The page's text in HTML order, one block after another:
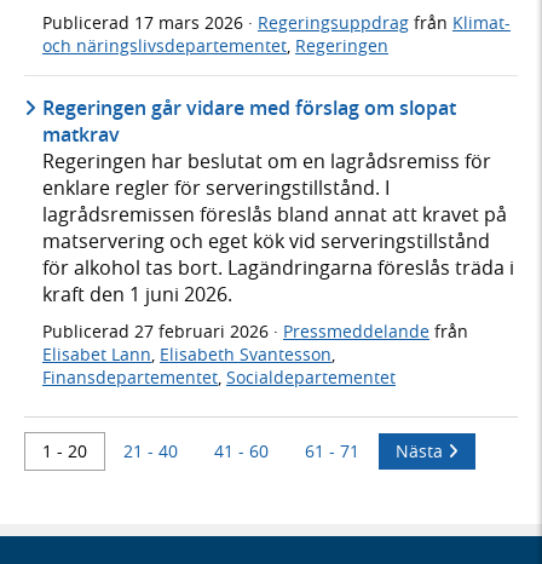
Publicerad 17 mars 2026 · Regeringsuppdrag från Klimat-
och näringslivsdepartementet Regeringen
Regeringen går vidare med förslag om slopat
matkrav
Regeringen har beslutat om en lagrådsremiss för
enklare regler för serveringstillstånd. I
lagrådsremissen föreslås bland annat att kravet på
matservering och eget kök vid serveringstillstånd
för alkohol tas bort. Lagändringarna föreslås träda i
kraft den 1 juni 2026.
Publicerad 27 februari 2026 · Pressmeddelande från
Elisabet Lann, Elisabeth Svantesson,
Finansdepartementet, Socialdepartementet
1 - 20 21 - 40 41 - 60 61 - 71 Nästa